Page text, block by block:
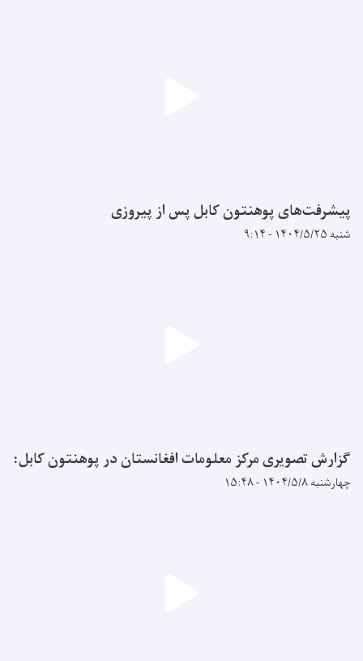
پیشرفت‌های پوهنتون کابل پس از پیروزی
شنبه ۱۴۰۴/۵/۲۵ - ۹:۱۴
گزارش تصویری مرکز معلومات افغانستان در پوهنتون کابل:
چهارشنبه ۱۴۰۴/۵/۸ - ۱۵:۴۸